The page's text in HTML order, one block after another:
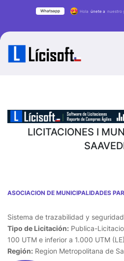
Whatsapp Hola únete a nuestro
LICITACIONES I
ASOCIACION DE MUNICIPALIDADES
Sistema de trazabilidad y
Tipo de Licitación: Publica-
100 UTM e inferior a 1.000 UTM (LE)
Región: Region Metropolitana de